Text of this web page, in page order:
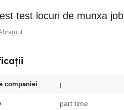
test locuri de munxa job
companiei j
part time